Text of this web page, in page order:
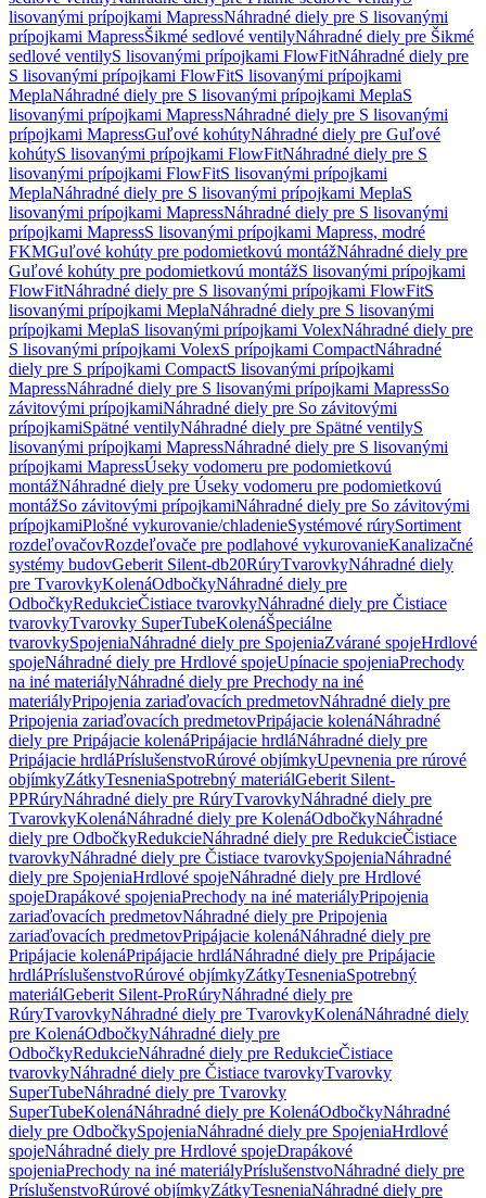
lisovanými prípojkami MapressNáhradné diely pre S lisovanými
prípojkami MapressŠikmé sedlové ventilyNáhradné diely pre Šikmé
sedlové ventilyS lisovanými prípojkami FlowFitNáhradné diely pre
S lisovanými prípojkami FlowFitS lisovanými prípojkami
MeplaNáhradné diely pre S lisovanými prípojkami MeplaS
lisovanými prípojkami MapressNáhradné diely pre S lisovanými
prípojkami MapressGuľové kohútyNáhradné diely pre Guľové
kohútyS lisovanými prípojkami FlowFitNáhradné diely pre S
lisovanými prípojkami FlowFitS lisovanými prípojkami
MeplaNáhradné diely pre S lisovanými prípojkami MeplaS
lisovanými prípojkami MapressNáhradné diely pre S lisovanými
prípojkami MapressS lisovanými prípojkami Mapress, modré
FKMGuľové kohúty pre podomietkovú montážNáhradné diely pre
Guľové kohúty pre podomietkovú montážS lisovanými prípojkami
FlowFitNáhradné diely pre S lisovanými prípojkami FlowFitS
lisovanými prípojkami MeplaNáhradné diely pre S lisovanými
prípojkami MeplaS lisovanými prípojkami VolexNáhradné diely pre
S lisovanými prípojkami VolexS prípojkami CompactNáhradné
diely pre S prípojkami CompactS lisovanými prípojkami
MapressNáhradné diely pre S lisovanými prípojkami MapressSo
závitovými prípojkamiNáhradné diely pre So závitovými
prípojkamiSpätné ventilyNáhradné diely pre Spätné ventilyS
lisovanými prípojkami MapressNáhradné diely pre S lisovanými
prípojkami MapressÚseky vodomeru pre podomietkovú
montážNáhradné diely pre Úseky vodomeru pre podomietkovú
montážSo závitovými prípojkamiNáhradné diely pre So závitovými
prípojkamiPlošné vykurovanie/chladenieSystémové rúrySortiment
rozdeľovačovRozdeľovače pre podlahové vykurovanieKanalizačné
systémy budovGeberit Silent-db20RúryTvarovkyNáhradné diely
pre TvarovkyKolenáOdbočkyNáhradné diely pre
OdbočkyRedukcieČistiace tvarovkyNáhradné diely pre Čistiace
tvarovkyTvarovky SuperTubeKolenáŠpeciálne
tvarovkySpojeniaNáhradné diely pre SpojeniaZvárané spojeHrdlové
spojeNáhradné diely pre Hrdlové spojeUpínacie spojeniaPrechody
na iné materiályNáhradné diely pre Prechody na iné
materiályPripojenia zariaďovacích predmetovNáhradné diely pre
Pripojenia zariaďovacích predmetovPripájacie kolenáNáhradné
diely pre Pripájacie kolenáPripájacie hrdláNáhradné diely pre
Pripájacie hrdláPríslušenstvoRúrové objímkyUpevnenia pre rúrové
objímkyZátkyTesneniaSpotrebný materiálGeberit Silent-
PPRúryNáhradné diely pre RúryTvarovkyNáhradné diely pre
TvarovkyKolenáNáhradné diely pre KolenáOdbočkyNáhradné
diely pre OdbočkyRedukcieNáhradné diely pre RedukcieČistiace
tvarovkyNáhradné diely pre Čistiace tvarovkySpojeniaNáhradné
diely pre SpojeniaHrdlové spojeNáhradné diely pre Hrdlové
spojeDrapákové spojeniaPrechody na iné materiályPripojenia
zariaďovacích predmetovNáhradné diely pre Pripojenia
zariaďovacích predmetovPripájacie kolenáNáhradné diely pre
Pripájacie kolenáPripájacie hrdláNáhradné diely pre Pripájacie
hrdláPríslušenstvoRúrové objímkyZátkyTesneniaSpotrebný
materiálGeberit Silent-ProRúryNáhradné diely pre
RúryTvarovkyNáhradné diely pre TvarovkyKolenáNáhradné diely
pre KolenáOdbočkyNáhradné diely pre
OdbočkyRedukcieNáhradné diely pre RedukcieČistiace
tvarovkyNáhradné diely pre Čistiace tvarovkyTvarovky
SuperTubeNáhradné diely pre Tvarovky
SuperTubeKolenáNáhradné diely pre KolenáOdbočkyNáhradné
diely pre OdbočkySpojeniaNáhradné diely pre SpojeniaHrdlové
spojeNáhradné diely pre Hrdlové spojeDrapákové
spojeniaPrechody na iné materiályPríslušenstvoNáhradné diely pre
PríslušenstvoRúrové objímkyZátkyTesneniaNáhradné diely pre